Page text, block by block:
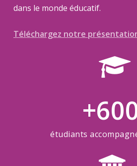
dans le monde éducatif.
Téléchargez notre
+
étudiants